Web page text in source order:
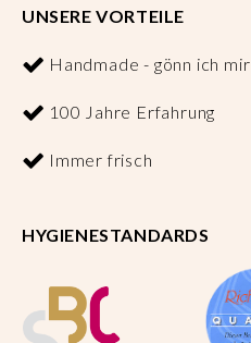
UNSERE VORTEILE
Handmade - gönn ich mir
100 Jahre Erfahrung
Immer frisch
HYGIENESTANDARDS